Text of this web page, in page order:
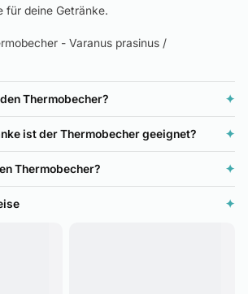
für deine Getränke.
- Varanus prasinus /
Thermobecher? ✦
ist der Thermobecher geeignet? ✦
Thermobecher? ✦
✦